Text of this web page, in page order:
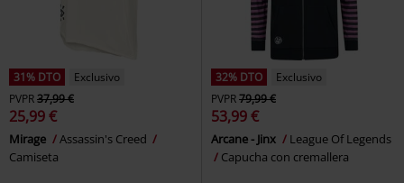
31% DTO
Exclusivo
PVPR37,99 €
25,99 €
Mirage
Assassin's Creed
Camiseta
32% DTO
Exclusivo
PVPR79,99 €
53,99 €
Arcane - Jinx
League Of Legends
Capucha con cremallera